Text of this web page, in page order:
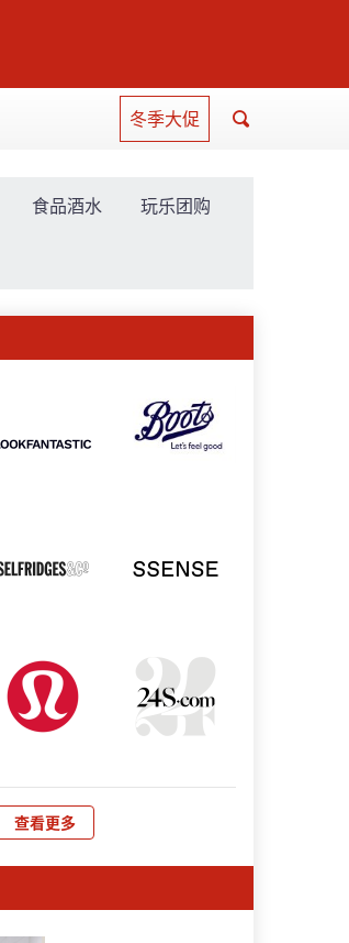
冬季大促
食品酒水 玩乐团购
查看更多